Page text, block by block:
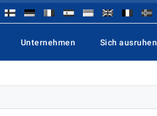
Unternehmen Sich ausruhen